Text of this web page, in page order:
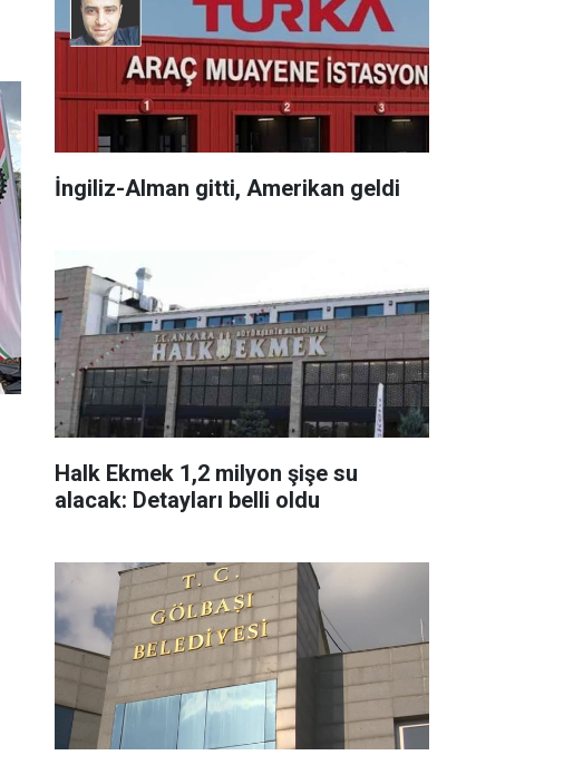
İngiliz-Alman gitti, Amerikan geldi
Halk Ekmek 1,2 milyon şişe su
alacak: Detayları belli oldu